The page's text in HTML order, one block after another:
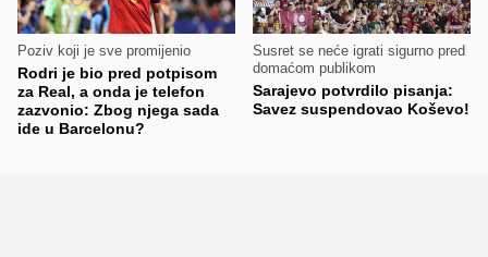
Poziv koji je sve promijenio
Rodri je bio pred potpisom
za Real, a onda je telefon
zazvonio: Zbog njega sada
ide u Barcelonu?
Susret se neće igrati sigurno pred
domaćom publikom
Sarajevo potvrdilo pisanja:
Savez suspendovao Koševo!